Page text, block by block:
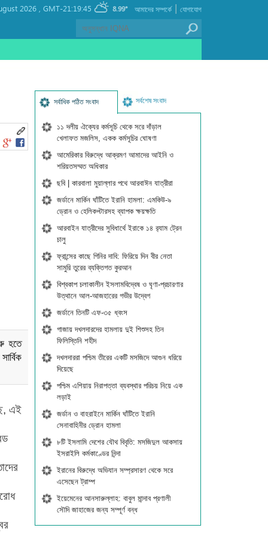
2026 , GMT-21:19:45 8.99° যোগাযোগ
|
আমাদের সম্পর্কে
হতে
এই
সর্বাধিক পঠিত সংবাদ সর্বশেষ সংবাদ
১১ দলীয় ঐক্যের কর্মসূচি থেকে সরে দাঁড়াল
খেলাফত মজলিস, একক কর্মসূচির ঘোষণা
আমেরিকার বিরুদ্ধে আক্রমণ আমাদের আইনি ও
শরিয়তসম্মত অধিকার
ছবি | কারবালা মুয়াল্লার পথে আরবাঈন যাত্রীরা
জর্ডানে মার্কিন ঘাঁটিতে ইরানি হামলা: এমকিউ-৯
ড্রোন ও হেলিকপ্টারসহ ব্যাপক ক্ষয়ক্ষতি
আরবাইন যাত্রীদের সুবিধার্থে ইরাকে ১৪ র‍্যাম ট্রেন
চালু
ফ্রান্সের কাছে গিনির দাবি: ফিরিয়ে দিন বীর নেতা
সামুরি তুরের ব্যক্তিগত কুরআন
বিশ্বকাপ চলাকালীন ইসলামবিদ্বেষ ও ঘৃণা-প্রচারণার
উত্থানে আল-আজহারের গভীর উদ্বেগ
জর্ডানে তিনটি এফ-৩৫ ধ্বংস
গাজায় দখলদারদের হামলায় দুই শিশুসহ তিন
ফিলিস্তিনি শহীদ
দখলদাররা পশ্চিম তীরের একটি মসজিদে আগুন ধরিয়ে
দিয়েছে
পশ্চিম এশিয়ায় নিরাপত্তা ব্যবস্থার পরিচয় নিয়ে এক
লড়াই
জর্ডান ও বাহরাইনে মার্কিন ঘাঁটিতে ইরানি
সেনাবাহিনীর ড্রোন হামলা
৮টি ইসলামি দেশের যৌথ বিবৃতি: মসজিদুল আকসায়
ইসরাইলি কর্মকাণ্ডের নিন্দা
ইরানের বিরুদ্ধে অভিযান সম্প্রসারণ থেকে সরে
এসেছেন ট্রাম্প
ইয়েমেনের আনসারুল্লাহ: বাবুল মান্দাব প্রণালী
সৌদি জাহাজের জন্য সম্পূর্ণ বন্ধ